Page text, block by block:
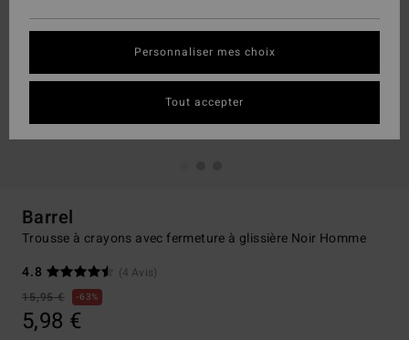
Barrel
Trousse à crayons avec fermeture à glissière Noir Homme
4.8
(4 Avis)
15,95 €
63%
5,98 €
Personnaliser mes choix
Tout accepter